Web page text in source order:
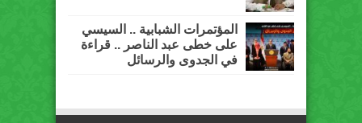
المؤتمرات الشبابية .. السيسي
على خطى عبد الناصر .. قراءة
في الجدوى والرسائل